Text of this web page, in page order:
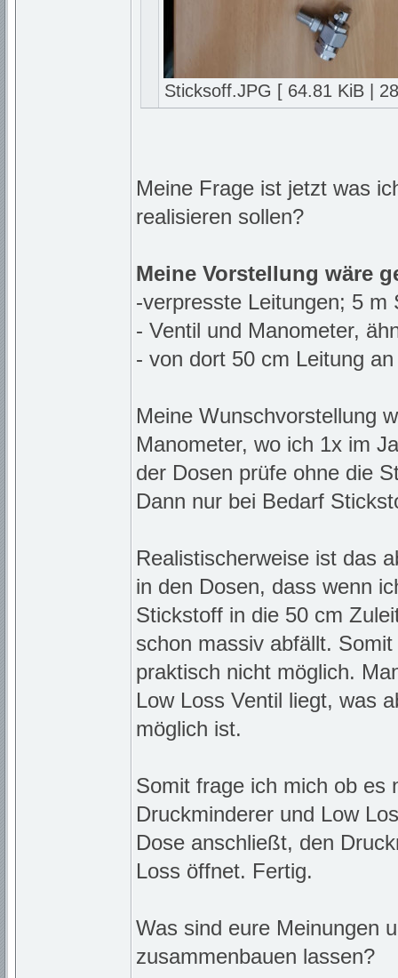
Sticksoff.JPG [ 64.81 KiB |
Meine Frage ist jetzt was
realisieren sollen?
Meine Vorstellung wäre
-verpresste Leitungen; 5 m
- Ventil und Manometer,
- von dort 50 cm Leitung
Meine Wunschvorstellung
Manometer, wo ich 1x im
der Dosen prüfe ohne die
Dann nur bei Bedarf
Realistischerweise ist das
in den Dosen, dass wenn
Stickstoff in die 50 cm
schon massiv abfällt.
praktisch nicht möglich.
Low Loss Ventil liegt, was
möglich ist.
Somit frage ich mich ob es
Druckminderer und Low
Dose anschließt, den
Loss öffnet. Fertig.
Was sind eure Meinungen
zusammenbauen lassen?